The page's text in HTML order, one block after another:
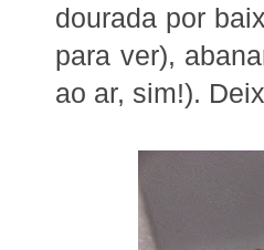
dourada por
para ver),
ao ar, sim!).